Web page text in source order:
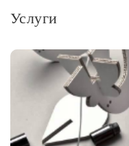
Услуги